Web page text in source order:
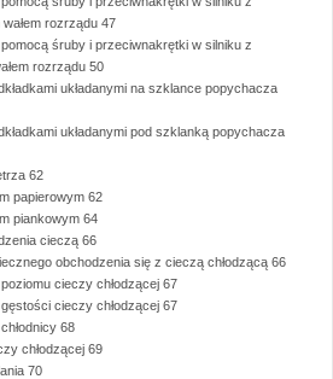
rozrządu 47
śruby i przeciwnakrętki w silniku z
rozrządu 50
układanymi na szklance popychacza
układanymi pod szklanką popychacza
62
papierowym 62
piankowym 64
cieczą 66
obchodzenia się z cieczą chłodzącą 66
cieczy chłodzącej 67
cieczy chłodzącej 67
68
chłodzącej 69
70